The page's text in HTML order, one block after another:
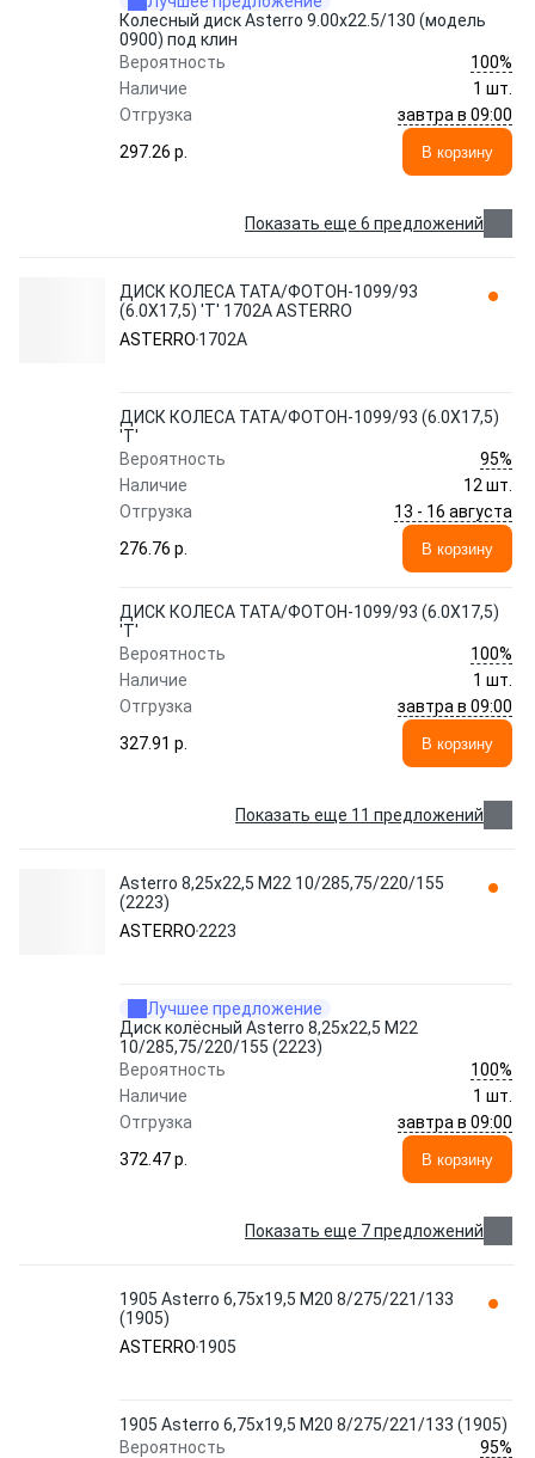
Колесный диск Asterro 9.00x22.5/130 (модель
0900) под клин
Вероятность
100%
Наличие
1 шт.
Отгрузка
завтра в 09:00
297.26 p.
В корзину
Показать еще 6 предложений
ДИСК КОЛЕСА ТАТА/ФОТОН-1099/93
(6.0X17,5) 'Т' 1702A ASTERRO
ASTERRO 1702A
ДИСК КОЛЕСА ТАТА/ФОТОН-1099/93 (6.0X17,5)
'Т'
Вероятность
95%
Наличие
12 шт.
Отгрузка
13 - 16 августа
276.76 p.
В корзину
ДИСК КОЛЕСА ТАТА/ФОТОН-1099/93 (6.0X17,5)
'Т'
Вероятность
100%
Наличие
1 шт.
Отгрузка
завтра в 09:00
327.91 p.
В корзину
Показать еще 11 предложений
Asterro 8,25x22,5 M22 10/285,75/220/155
(2223)
ASTERRO 2223
Лучшее предложение
Диск колёсный Asterro 8,25x22,5 M22
10/285,75/220/155 (2223)
Вероятность
100%
Наличие
1 шт.
Отгрузка
завтра в 09:00
372.47 p.
В корзину
Показать еще 7 предложений
1905 Asterro 6,75x19,5 M20 8/275/221/133
(1905)
ASTERRO 1905
1905 Asterro 6,75x19,5 M20 8/275/221/133 (1905)
Вероятность
95%